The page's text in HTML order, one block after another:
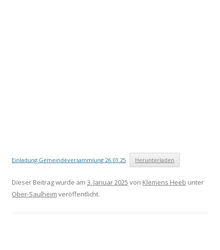
Einladung Gemeindeversammlung 26.01.25 Herunterladen
Dieser Beitrag wurde am 3. Januar 2025 von Klemens Heeb unter
Ober-Saulheim veröffentlicht.